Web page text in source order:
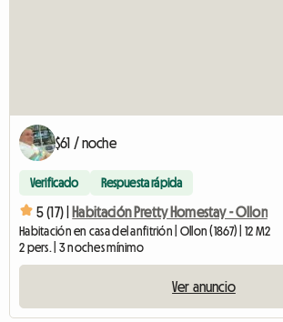
$61 / noche
Verificado Respuesta rápida
5 (17) | Habitación Pretty Homestay - Ollon
Habitación en casa del anfitrión | Ollon (1867) | 12 M2
2 pers. | 3 noches mínimo
Ver anuncio